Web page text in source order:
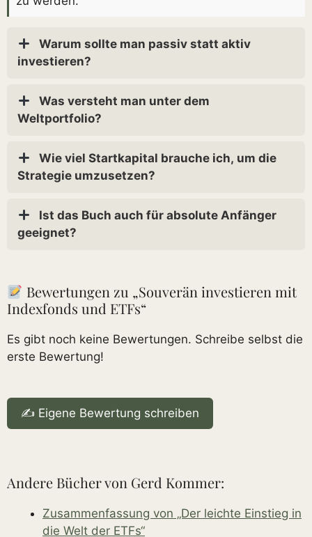
Warum sollte man passiv statt aktiv
investieren?
Was versteht man unter dem
Weltportfolio?
Wie viel Startkapital brauche ich, um die
Strategie umzusetzen?
geeignet?
Bewertungen zu „Souverän investieren mit
Indexfonds und ETFs“
Es gibt noch keine Bewertungen. Schreibe selbst die
erste Bewertung!
✍️ Eigene Bewertung schreiben
Andere Bücher von Gerd Kommer:
Zusammenfassung von „Der leichte Einstieg in
die Welt der ETFs“